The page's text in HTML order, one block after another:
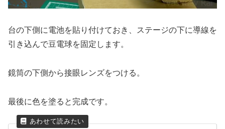
台の下側に電池を貼り付けておき、ステージの下に導線を
引き込んで豆電球を固定します。
鏡筒の下側から接眼レンズをつける。
最後に色を塗ると完成です。